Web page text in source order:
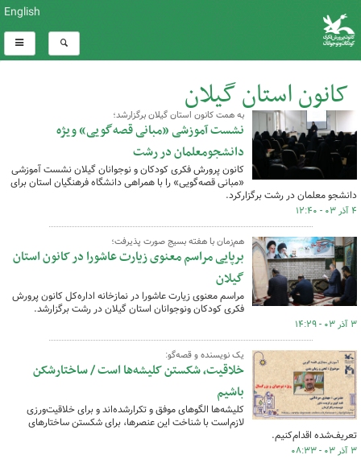
English
کانون استان گیلان
کل اخبار:268
به همت کانون استان گیلان برگزارشد؛
نشست آموزشی «مبانی قصه‌گویی» ویژه
دانشجومعلمان در رشت
کانون پرورش فکری کودکان و نوجوانان گیلان نشست آموزشی
«مبانی قصه‌گویی» را با همراهی دانشگاه فرهنگیان استان برای
دانشجو معلمان در رشت برگزارکرد.
۴ آذر ۰۳ - ۱۲:۴۰
هم‌زمان با هفته بسیج صورت پذیرفت؛
برپایی مراسم معنوی زیارت عاشورا در کانون استان
گیلان
مراسم معنوی زیارت عاشورا در نمازخانه اداره‌کل کانون پرورش
فکری کودکان ونوجوانان استان گیلان در رشت برگزارشد.
۳ آذر ۰۳ - ۱۴:۲۹
یک نویسنده و قصه‌گو:
خلاقیت، شکستن کلیشه‌ها است / ساختارشکن
‌باشیم
کلیشه‌ها الگوهای موفق و تکرارشده‌اند و برای خلاقیت‌ورزی
لازم‌است با شناخت این عنصرها، برای شکستن ساختارهای
تعریف‌شده اقدام‌کنیم.
۳ آذر ۰۳ - ۰۸:۳۳